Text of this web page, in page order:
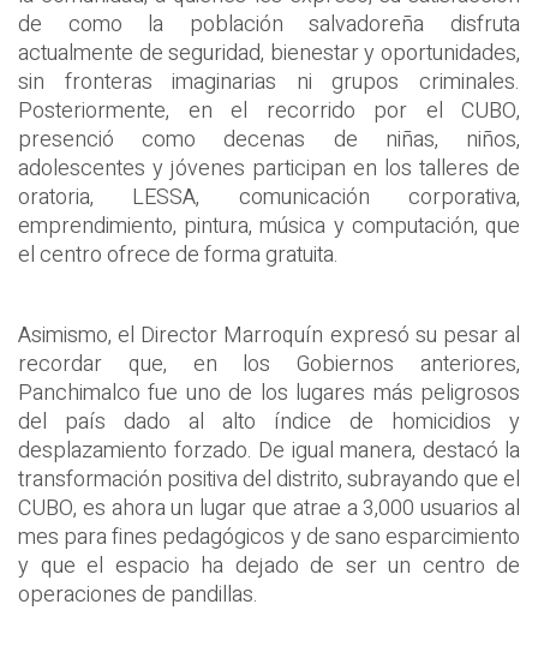
de como la población salvadoreña disfruta
actualmente de seguridad, bienestar y oportunidades,
sin fronteras imaginarias ni grupos criminales.
Posteriormente, en el recorrido por el CUBO,
presenció como decenas de niñas, niños,
adolescentes y jóvenes participan en los talleres de
oratoria, LESSA, comunicación corporativa,
emprendimiento, pintura, música y computación, que
el centro ofrece de forma gratuita.
Asimismo, el Director Marroquín expresó su pesar al
recordar que, en los Gobiernos anteriores,
Panchimalco fue uno de los lugares más peligrosos
del país dado al alto índice de homicidios y
desplazamiento forzado. De igual manera, destacó la
transformación positiva del distrito, subrayando que el
CUBO, es ahora un lugar que atrae a 3,000 usuarios al
mes para fines pedagógicos y de sano esparcimiento
y que el espacio ha dejado de ser un centro de
operaciones de pandillas.